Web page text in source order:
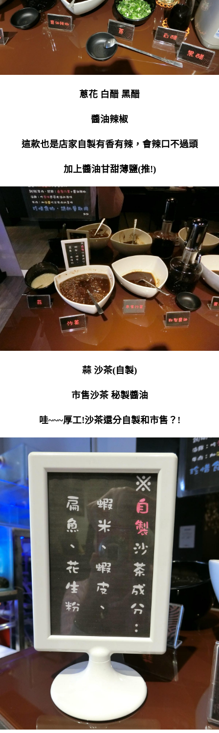
蔥花 白醋 黑醋
醬油辣椒
這款也是店家自製有香有辣，會辣口不過頭
加上醬油甘甜薄鹽(推!)
蒜 沙茶(自製)
市售沙茶 秘製醬油
哇~~~厚工!沙茶還分自製和市售？!